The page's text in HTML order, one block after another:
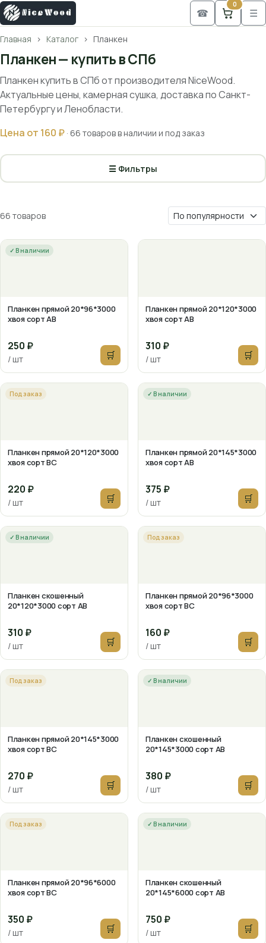
☎
0
☰
Главная Каталог Планкен
Планкен — купить в СПб
Планкен купить в СПб от производителя NiceWood.
Актуальные цены, камерная сушка, доставка по Санкт-
Петербургу и Ленобласти.
Цена от 160 ₽ · 66 товаров в наличии и под заказ
☰ Фильтры
66 товаров
✓ В наличии
Планкен прямой 20*96*3000
хвоя сорт АВ
250 ₽
/ шт 🛒
Планкен прямой 20*120*3000
хвоя сорт АВ
310 ₽
/ шт 🛒
Под заказ
Планкен прямой 20*120*3000
хвоя сорт ВС
220 ₽
/ шт 🛒
✓ В наличии
Планкен прямой 20*145*3000
хвоя сорт АВ
375 ₽
/ шт 🛒
✓ В наличии
Планкен скошенный
20*120*3000 сорт АВ
310 ₽
/ шт 🛒
Под заказ
Планкен прямой 20*96*3000
хвоя сорт ВС
160 ₽
/ шт 🛒
Под заказ
Планкен прямой 20*145*3000
хвоя сорт ВС
270 ₽
/ шт 🛒
✓ В наличии
Планкен скошенный
20*145*3000 сорт АВ
380 ₽
/ шт 🛒
Под заказ
Планкен прямой 20*96*6000
хвоя сорт ВС
350 ₽
/ шт 🛒
✓ В наличии
Планкен скошенный
20*145*6000 сорт АВ
750 ₽
/ шт 🛒